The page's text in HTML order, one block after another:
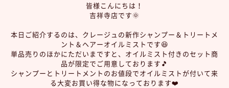
皆様こんにちは！
吉祥寺店です🌞
本日ご紹介するのは、クレージュの新作シャンプー＆トリートメ
ント＆ヘアーオイルミストです😆
単品売りのほかにただいまですと、オイルミスト付きのセット商
品が限定でご用意しております🎵
シャンプーとトリートメントのお値段でオイルミストが付いて来
る大変お買い得な物になっております❤️